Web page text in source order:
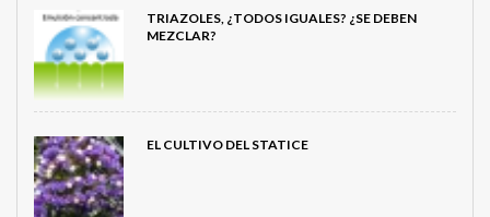
TRIAZOLES, ¿TODOS IGUALES? ¿SE DEBEN
MEZCLAR?
EL CULTIVO DEL STATICE